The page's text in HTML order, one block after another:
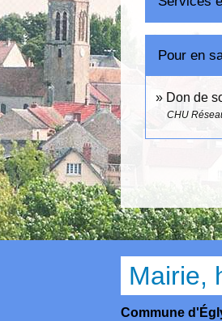
Pour en
Don de
CHU
Mairie,
Commune